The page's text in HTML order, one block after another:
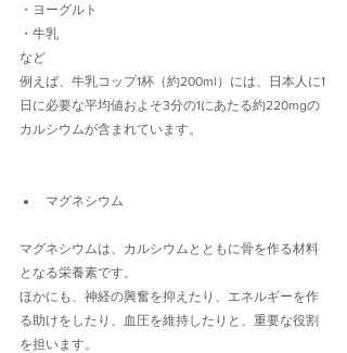
・ヨーグルト
・牛乳
など
例えば、牛乳コップ1杯（約200ml）には、日本人に1
日に必要な平均値およそ3分の1にあたる約220mgの
カルシウムが含まれています。
マグネシウム
マグネシウムは、カルシウムとともに骨を作る材料
となる栄養素です。
ほかにも、神経の興奮を抑えたり、エネルギーを作
る助けをしたり、血圧を維持したりと、重要な役割
を担います。